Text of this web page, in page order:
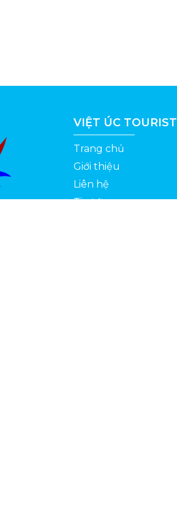
VIỆT ÚC TOURIST
Trang chủ
Giới thiệu
Liên hệ
Tin tức